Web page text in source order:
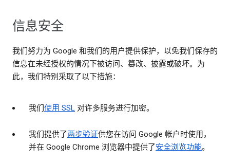
信息安全
我们努力为 Google 和我们的用户提供保护，以免我们保存的
信息在未经授权的情况下被访问、篡改、披露或破坏。为
此，我们特别采取了以下措施：
我们使用 SSL 对许多服务进行加密。
我们提供了两步验证供您在访问 Google 帐户时使用，
并在 Google Chrome 浏览器中提供了安全浏览功能。